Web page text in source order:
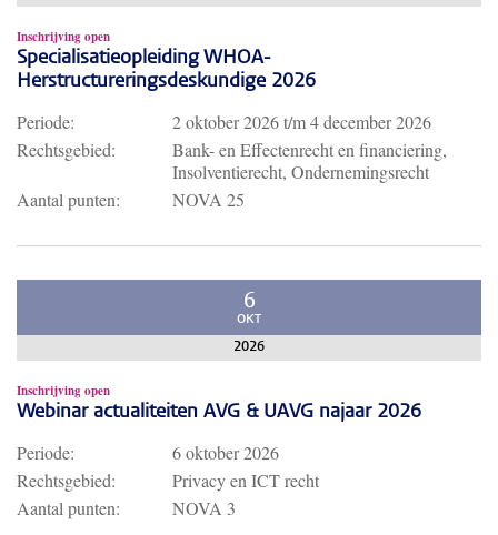
Inschrijving open
Specialisatieopleiding WHOA-
Herstructureringsdeskundige 2026
Periode: 2 oktober 2026t/m4 december 2026
Rechtsgebied:
Bank- en Effectenrecht en financiering,
Insolventierecht, Ondernemingsrecht
Aantal punten:
NOVA 25
6
OKT
2026
Inschrijving open
Webinar actualiteiten AVG & UAVG najaar 2026
Periode:
6 oktober 2026
Rechtsgebied:
Privacy en ICT recht
Aantal punten:
NOVA 3